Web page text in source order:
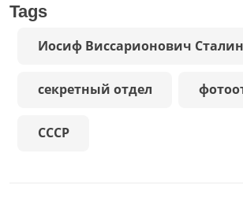
Tags
Иосиф Виссарионович Сталин
секретный отдел
СССР